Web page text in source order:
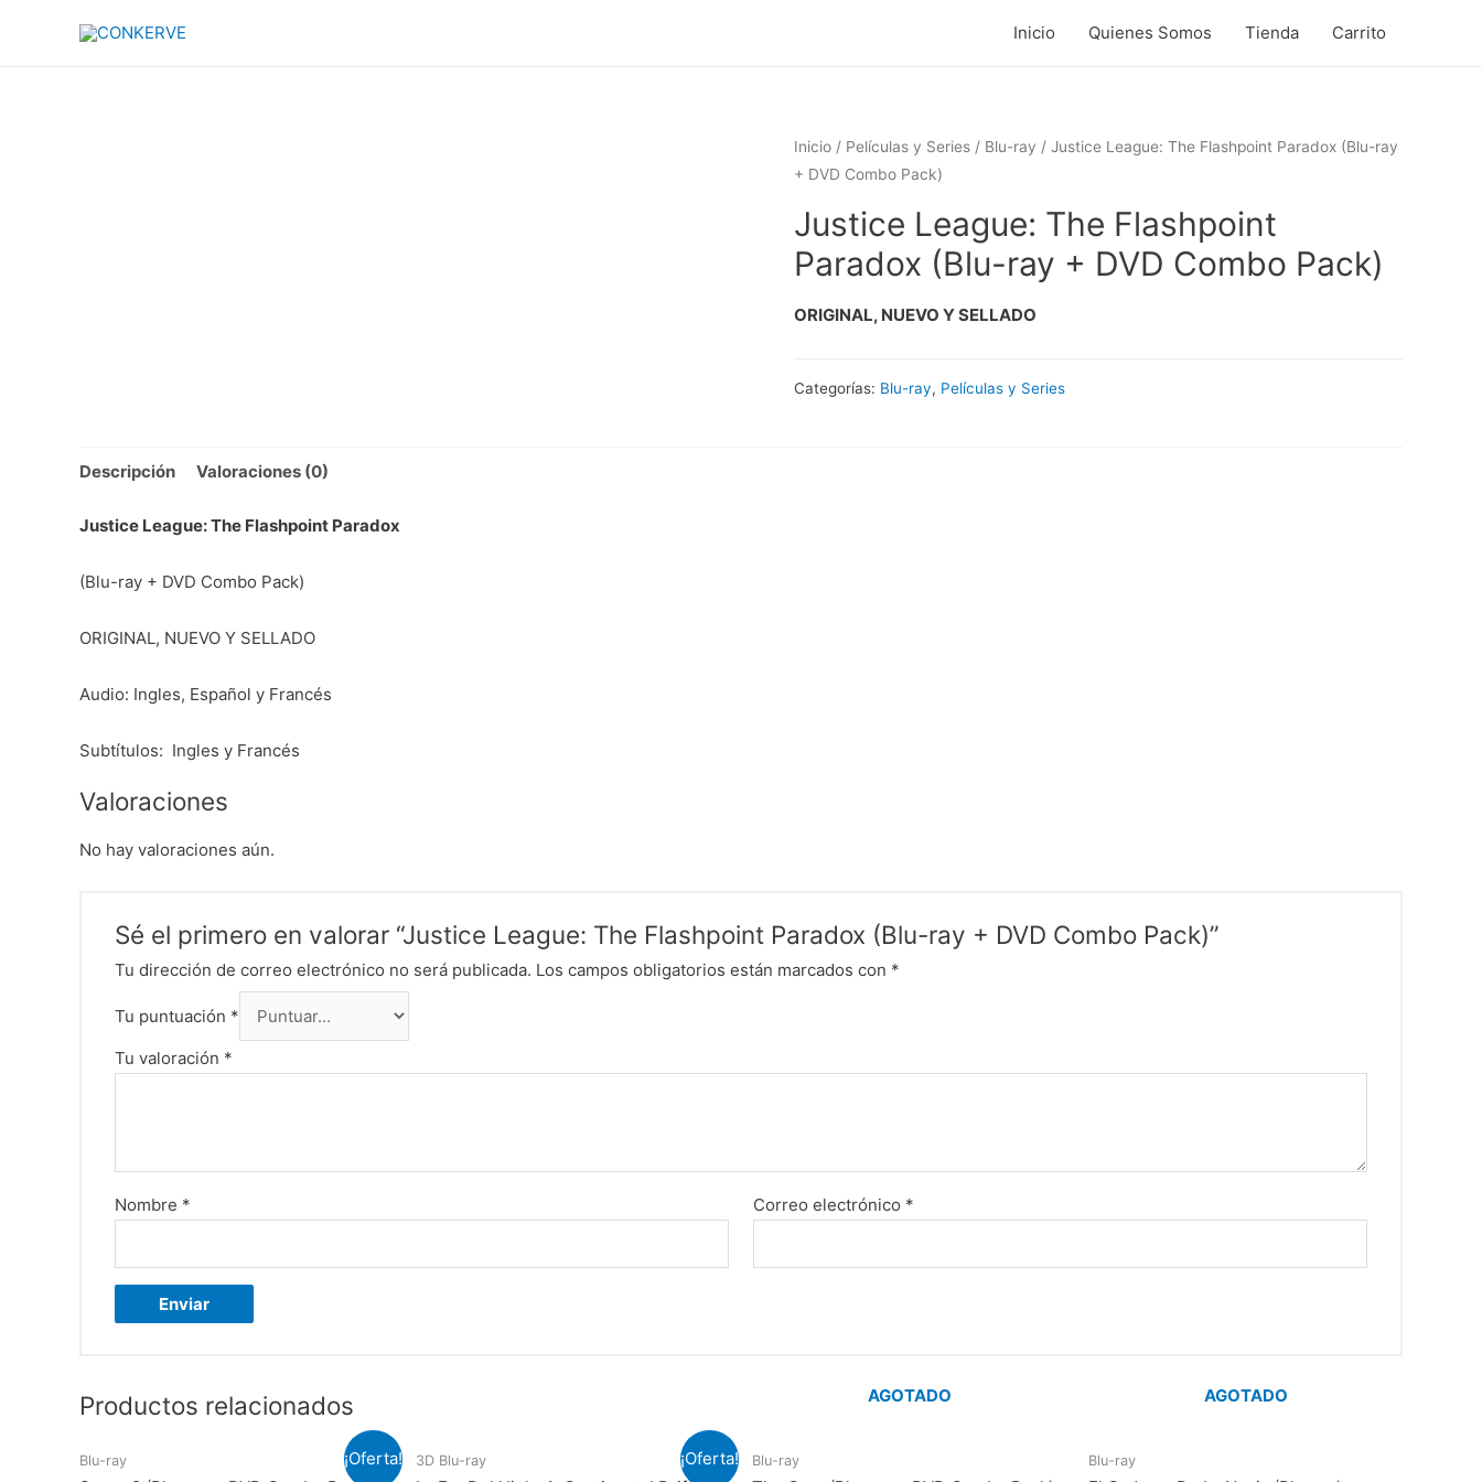
Inicio Quienes Somos Tienda Carrito
Inicio / Películas y Series / Blu-ray / Justice League: The Flashpoint Paradox (Blu-ray
+ DVD Combo Pack)
Justice League: The Flashpoint
Paradox (Blu-ray + DVD Combo Pack)
ORIGINAL, NUEVO Y SELLADO
Categorías: Blu-ray, Películas y Series
Descripción Valoraciones (0)
Justice League: The Flashpoint Paradox
(Blu-ray + DVD Combo Pack)
ORIGINAL, NUEVO Y SELLADO
Audio: Ingles, Español y Francés
Subtítulos: Ingles y Francés
Valoraciones
No hay valoraciones aún.
Sé el primero en valorar “Justice League: The Flashpoint Paradox (Blu-ray + DVD Combo Pack)”
Tu dirección de correo electrónico no será publicada. Los campos obligatorios están marcados con *
Tu puntuación *
Tu valoración *
Nombre * Correo electrónico *
Productos relacionados
¡Oferta!
Blu-ray ¡Oferta!
3D Blu-ray
AGOTADO
Blu-ray
AGOTADO
Blu-ray